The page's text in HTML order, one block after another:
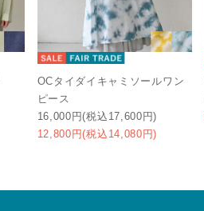
OCタイダイキャミソールワン
ピース
16,000円(税込17,600円)
12,800円(税込14,080円)